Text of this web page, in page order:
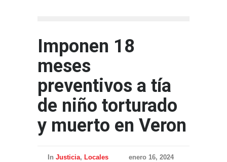
Imponen 18
meses
preventivos a tía
de niño torturado
y muerto en Veron
In Justicia, Locales
enero 16, 2024